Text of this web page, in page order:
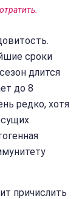
сроки
длится
до 8
редко, хотя
причислить